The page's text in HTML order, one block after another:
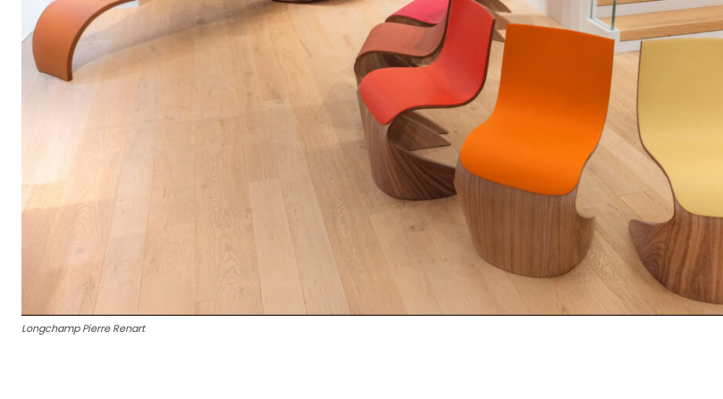
Longchamp Pierre Renart